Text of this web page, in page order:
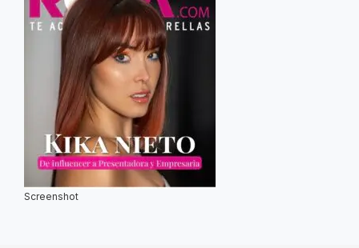
Screenshot